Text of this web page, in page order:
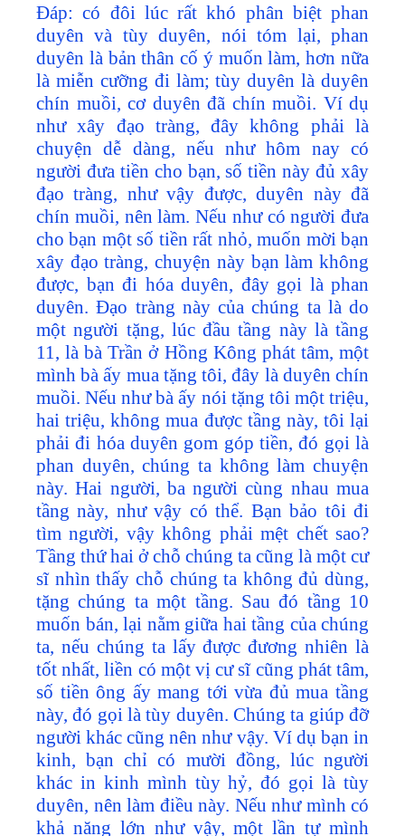
Đáp: có đôi lúc rất khó phân biệt phan
duyên và tùy duyên, nói tóm lại, phan
duyên là bản thân cố ý muốn làm, hơn nữa
là miễn cưỡng đi làm; tùy duyên là duyên
chín muồi, cơ duyên đã chín muồi. Ví dụ
như xây đạo tràng, đây không phải là
chuyện dễ dàng, nếu như hôm nay có
người đưa tiền cho bạn, số tiền này đủ xây
đạo tràng, như vậy được, duyên này đã
chín muồi, nên làm. Nếu như có người đưa
cho bạn một số tiền rất nhỏ, muốn mời bạn
xây đạo tràng, chuyện này bạn làm không
được, bạn đi hóa duyên, đây gọi là phan
duyên. Đạo tràng này của chúng ta là do
một người tặng, lúc đầu tầng này là tầng
11, là bà Trần ở Hồng Kông phát tâm, một
mình bà ấy mua tặng tôi, đây là duyên chín
muồi. Nếu như bà ấy nói tặng tôi một triệu,
hai triệu, không mua được tầng này, tôi lại
phải đi hóa duyên gom góp tiền, đó gọi là
phan duyên, chúng ta không làm chuyện
này. Hai người, ba người cùng nhau mua
tầng này, như vậy có thể. Bạn bảo tôi đi
tìm người, vậy không phải mệt chết sao?
Tầng thứ hai ở chỗ chúng ta cũng là một cư
sĩ nhìn thấy chỗ chúng ta không đủ dùng,
tặng chúng ta một tầng. Sau đó tầng 10
muốn bán, lại nằm giữa hai tầng của chúng
ta, nếu chúng ta lấy được đương nhiên là
tốt nhất, liền có một vị cư sĩ cũng phát tâm,
số tiền ông ấy mang tới vừa đủ mua tầng
này, đó gọi là tùy duyên. Chúng ta giúp đỡ
người khác cũng nên như vậy. Ví dụ bạn in
kinh, bạn chỉ có mười đồng, lúc người
khác in kinh mình tùy hỷ, đó gọi là tùy
duyên, nên làm điều này. Nếu như mình có
khả năng lớn như vậy, một lần tự mình